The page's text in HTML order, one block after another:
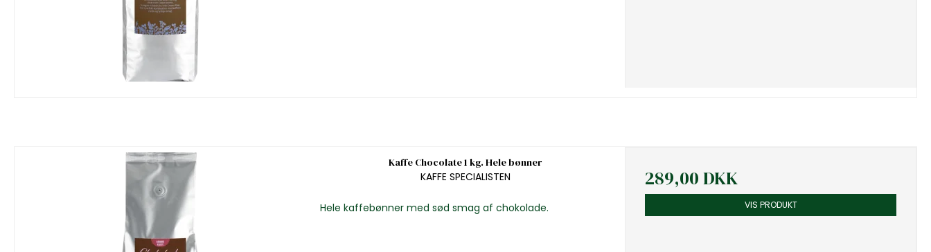
Kaffe Chocolate 1 kg. Hele bønner
KAFFE SPECIALISTEN
Hele kaffebønner med sød smag af chokolade.
289,00 DKK
VIS PRODUKT